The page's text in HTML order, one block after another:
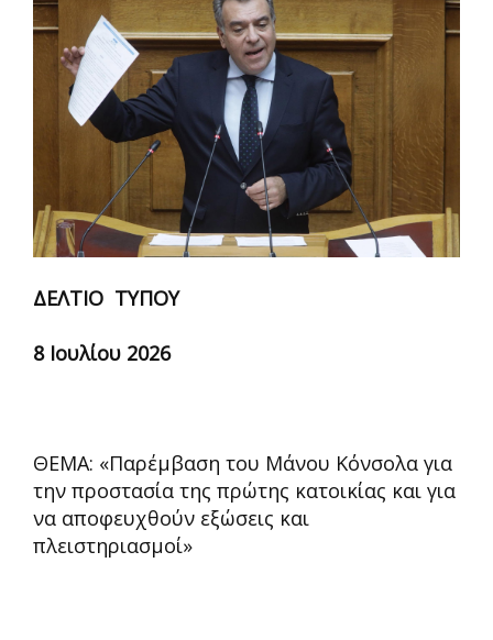
ΔΕΛΤΙΟ ΤΥΠΟΥ
8 Ιουλίου 2026
ΘΕΜΑ: «Παρέμβαση του Μάνου Κόνσολα για
την προστασία της πρώτης κατοικίας και για
να αποφευχθούν εξώσεις και
πλειστηριασμοί»